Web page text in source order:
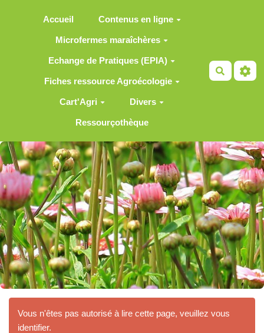
Accueil Contenus en ligne
Microfermes maraîchères
Echange de Pratiques (EPIA)
Fiches ressource Agroécologie
Cart'Agri Divers
Ressourçothèque
Vous n'êtes pas autorisé à lire cette page, veuillez vous
identifier.